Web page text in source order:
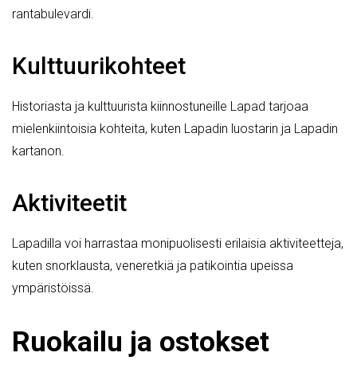
rantabulevardi.
Kulttuurikohteet
Historiasta ja kulttuurista kiinnostuneille Lapad tarjoaa
mielenkiintoisia kohteita, kuten Lapadin luostarin ja Lapadin
kartanon.
Aktiviteetit
Lapadilla voi harrastaa monipuolisesti erilaisia aktiviteetteja,
kuten snorklausta, veneretkiä ja patikointia upeissa
ympäristöissä.
Ruokailu ja ostokset